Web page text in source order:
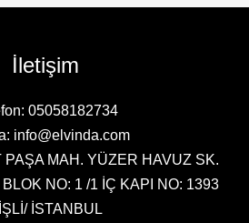
İletişim
05058182734
info@elvinda.com
PAŞA MAH. YÜZER HAVUZ SK.
NO: 1 /1 İÇ KAPI NO: 1393
İSTANBUL